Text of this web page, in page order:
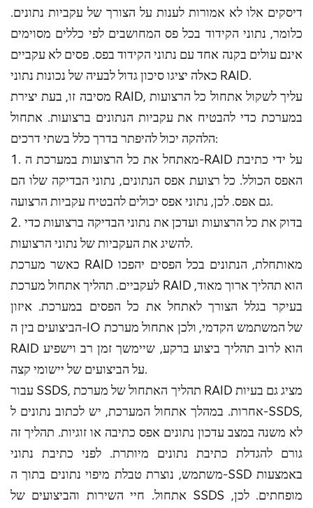
דיסקים אלו לא אמורות לענות על הצורך של עקביות נתונים.
כלומר, נתוני הקידוד בכל פס המחושבים לפי כללים מסוימים
אינם עולים בקנה אחד עם נתוני הקידוד בפס. פסים לא עקביים
כאלה יציגו סיכון גדול לבעיה של נכונות נתוני RAID.
מסיבה זו, בעת יצירת RAID, עליך לשקול אתחול כל הרצועות
במערכת כדי להבטיח את עקביות הנתונים ברצועות. אתחול
הלהקה יכול להיפתר בדרך כלל בשתי דרכים:
1. מאתחל את כל הרצועות במערכת ה-RAID על ידי כתיבת
האפס הכולל. כל רצועת אפס הנתונים, נתוני הבדיקה שלו הם
גם אפס. לכן, נתוני אפס יכולים להבטיח עקביות הרצועה.
2. בדוק את כל הרצועות ועדכן את נתוני הבדיקה ברצועות כדי
להשיג את העקביות של נתוני הרצועות.
כאשר מערכת RAID מאותחלת, הנתונים בכל הפסים יהפכו
לעקביים. תהליך אתחול מערכת RAID הוא תהליך ארוך מאוד,
בעיקר בגלל הצורך לאתחל את כל הפסים במערכת. איזון
הביצועים בין ה-IO של המשתמש הקדמי, ולכן אתחול מערכת
RAID הוא לרוב תהליך ביצוע ברקע, שיימשך זמן רב וישפיע
על הביצועים של יישומי קצה.
עבור SSDS, תהליך האתחול של מערכת RAID מציג גם בעיות
אחרות. במהלך אתחול המערכת, יש לכתוב נתונים ל-SSDS,
לא משנה במצב עדכון נתונים אפס כתיבה או זוגיות. תהליך זה
גורם להגדלת כתיבת נתונים מיותרת. לפני כתיבת נתוני
משתמש, נוצרת טבלת מיפוי נתונים בתוך ה-SSD באמצעות
אתחול. חיי השירות והביצועים של SSDS מופחתים. לכן,